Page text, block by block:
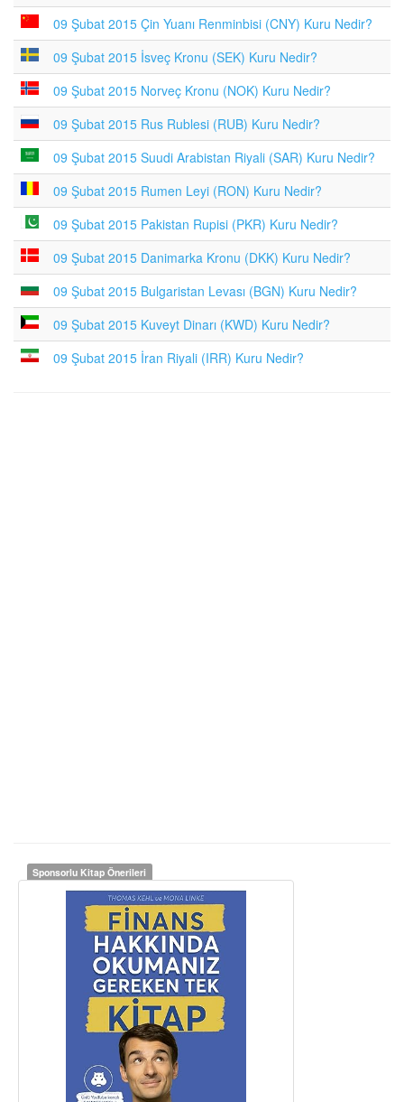
09 Şubat 2015 Çin Yuanı Renminbisi (CNY) Kuru Nedir?
09 Şubat 2015 İsveç Kronu (SEK) Kuru Nedir?
09 Şubat 2015 Norveç Kronu (NOK) Kuru Nedir?
09 Şubat 2015 Rus Rublesi (RUB) Kuru Nedir?
09 Şubat 2015 Suudi Arabistan Riyali (SAR) Kuru Nedir?
09 Şubat 2015 Rumen Leyi (RON) Kuru Nedir?
09 Şubat 2015 Pakistan Rupisi (PKR) Kuru Nedir?
09 Şubat 2015 Danimarka Kronu (DKK) Kuru Nedir?
09 Şubat 2015 Bulgaristan Levası (BGN) Kuru Nedir?
09 Şubat 2015 Kuveyt Dinarı (KWD) Kuru Nedir?
09 Şubat 2015 İran Riyali (IRR) Kuru Nedir?
Sponsorlu Kitap Önerileri